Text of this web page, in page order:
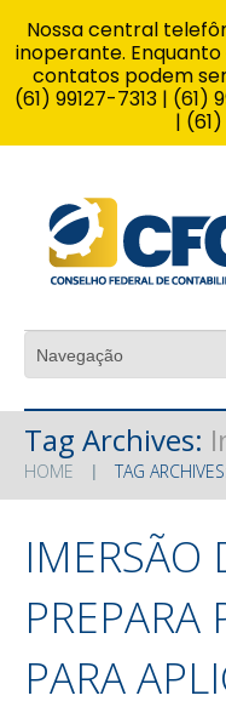
Tag Archives:
HOME TAG
IMERSÃO
PREPARA
PARA
Nossa central
inoperante.
contatos podem
(61) 99127-7313 |
|